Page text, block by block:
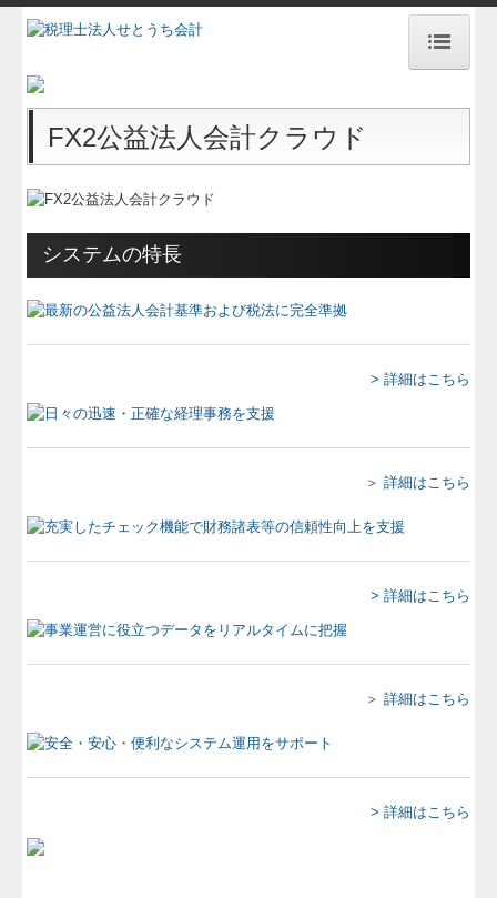
HOME
事務所紹介
経営理念
業務案内
求人情報
お問合せ
相続・事業承継
経営革新等支援機関とは
経営改善オンデマンド講座
FX2公益法人会計クラウド
システムの特長
> 詳細はこちら
＞ 詳細はこちら
> 詳細はこちら
＞ 詳細はこちら
> 詳細はこちら